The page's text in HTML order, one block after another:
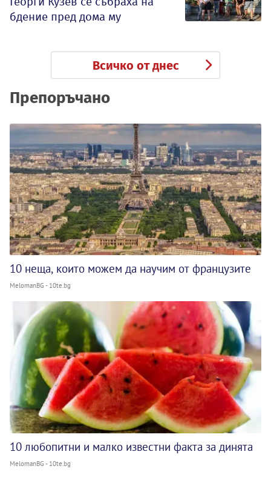
бдение пред дома му
Всичко от днес
Препоръчано
10 неща, които можем да научим от французите
MelomanBG - 10te.bg
10 любопитни и малко известни факта за динята
MelomanBG - 10te.bg